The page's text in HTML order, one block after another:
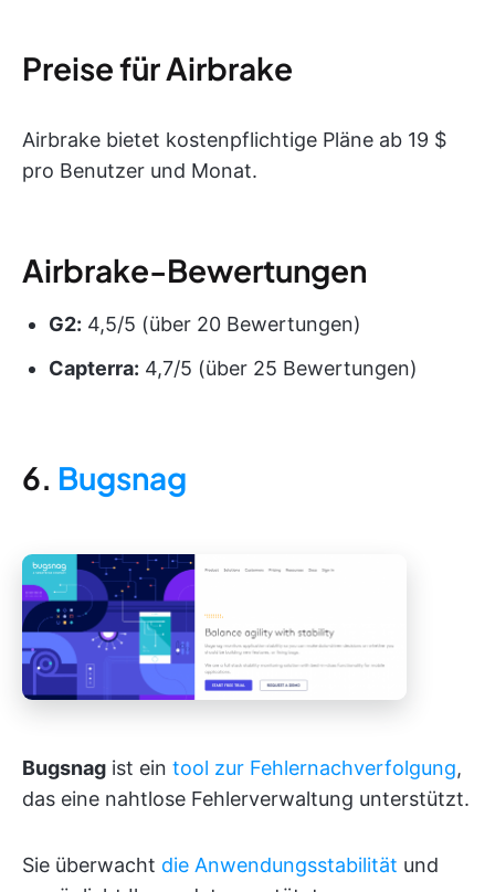
Preise für Airbrake
Airbrake bietet kostenpflichtige Pläne ab 19 $
pro Benutzer und Monat.
Airbrake-Bewertungen
G2: 4,5/5 (über 20 Bewertungen)
Capterra: 4,7/5 (über 25 Bewertungen)
6. Bugsnag
Bugsnag ist ein tool zur Fehlernachverfolgung,
das eine nahtlose Fehlerverwaltung unterstützt.
Sie überwacht die Anwendungsstabilität und